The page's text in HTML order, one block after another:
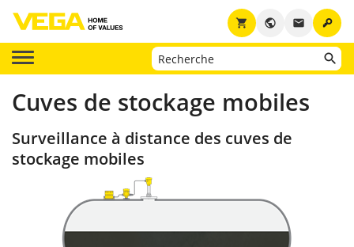
key
email
public
shopping_cart
Cuves de stockage mobiles
Surveillance à distance des cuves de
stockage mobiles